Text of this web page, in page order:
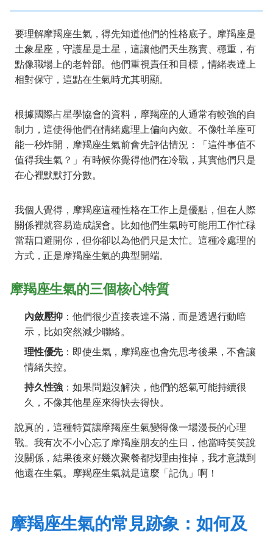
要理解摩羯座生氣，得先知道他們的性格底子。摩羯座是
土象星座，守護星是土星，這讓他們天生務實、穩重，有
點像職場上的老幹部。他們重視責任和目標，情緒表達上
相對保守，這點在生氣時尤其明顯。
根據國際占星學協會的資料，摩羯座的人通常有較強的自
制力，這使得他們在情緒處理上偏向內斂。不像牡羊座可
能一秒炸開，摩羯座生氣前會先評估情況：「這件事值不
值得我生氣？」有時候你覺得他們在冷戰，其實他們只是
在心裡默默打分數。
我個人覺得，摩羯座這種性格在工作上是優點，但在人際
關係裡就容易造成誤會。比如他們生氣時可能用工作忙碌
當藉口避開你，但你卻以為他們只是太忙。這種冷處理的
方式，正是摩羯座生氣的典型開端。
摩羯座生氣的三個核心特質
內斂壓抑 ：他們很少直接表達不滿，而是透過行動暗
示，比如突然減少聯絡。
理性優先：即使生氣，摩羯座也會先思考後果，不會讓
情緒失控。
持久性強 ：如果問題沒解決，他們的怒氣可能持續很
久，不像其他星座來得快去得快。
說真的，這種特質讓摩羯座生氣變得像一場漫長的心理
戰。我有次不小心忘了摩羯座朋友的生日，他當時笑笑說
沒關係，結果後來好幾次聚餐都找理由推掉，我才意識到
他還在生氣。摩羯座生氣就是這麼「記仇」啊！
摩羯座生氣的常見跡象：如何及